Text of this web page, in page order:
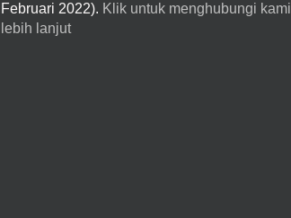
Februari 2022). Klik untuk menghubungi kami
lebih lanjut